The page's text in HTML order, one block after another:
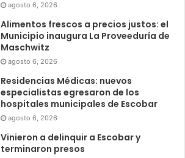
agosto 6, 2026
Alimentos frescos a precios justos: el
Municipio inaugura La Proveeduría de
Maschwitz
agosto 6, 2026
Residencias Médicas: nuevos
especialistas egresaron de los
hospitales municipales de Escobar
agosto 6, 2026
Vinieron a delinquir a Escobar y
terminaron presos